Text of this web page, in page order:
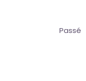
Passé